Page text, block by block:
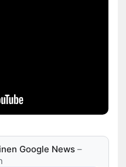
Google News –